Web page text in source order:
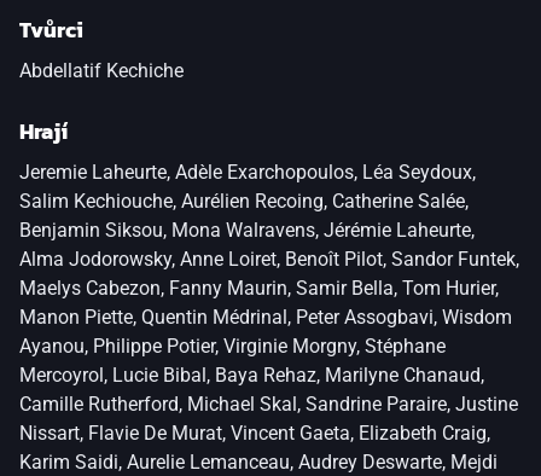
Tvůrci
Abdellatif Kechiche
Hrají
Jeremie Laheurte, Adèle Exarchopoulos, Léa Seydoux,
Salim Kechiouche, Aurélien Recoing, Catherine Salée,
Benjamin Siksou, Mona Walravens, Jérémie Laheurte,
Alma Jodorowsky, Anne Loiret, Benoît Pilot, Sandor Funtek,
Maelys Cabezon, Fanny Maurin, Samir Bella, Tom Hurier,
Manon Piette, Quentin Médrinal , Peter Assogbavi, Wisdom
Ayanou, Philippe Potier, Virginie Morgny, Stéphane
Mercoyrol , Lucie Bibal , Baya Rehaz, Marilyne Chanaud,
Camille Rutherford, Michael Skal , Sandrine Paraire, Justine
Nissart, Flavie De Murat, Vincent Gaeta, Elizabeth Craig,
Karim Saidi, Aurelie Lemanceau, Audrey Deswarte, Mejdi